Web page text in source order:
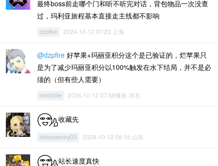
最终boss前走哪个门和听不听完对话，背包物品一次没查
过，玛利亚旅程基本直接走主线都不影响
dzpfire 2024-10-12 01:23 上海
@dzpfire 好苹果+玛丽亚积分这个是已验证的，烂苹果只
是为了减少玛丽亚积分以100%触发在水下结局，并不是必
须的（但有些人需要）
mechille 2024-10-12 07:58修改 河北
收藏先
eklesdeeny03 2024-10-12 08:16 山东
站长速度真快